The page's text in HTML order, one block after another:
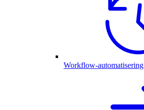
Workflow-automatisering